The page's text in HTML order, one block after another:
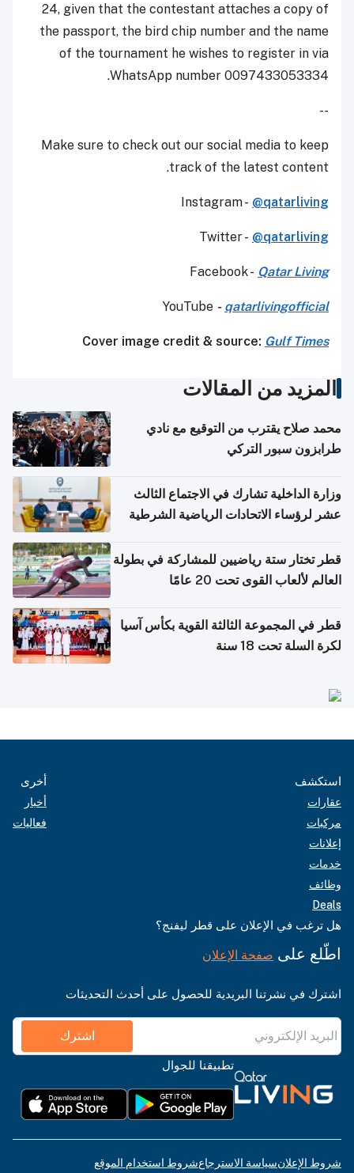
24, given that the contestant attaches a copy of
the passport, the bird chip number and the name
of the tournament he wishes to register in via
WhatsApp number 0097433053334.
--
Make sure to check out our social media to keep
track of the latest content.
Instagram - @qatarliving
Twitter - @qatarliving
Facebook - Qatar Living
YouTube - qatarlivingofficial
Cover image credit & source: Gulf Times
المزيد من المقالات
محمد صلاح يقترب من التوقيع مع نادي
طرابزون سبور التركي
وزارة الداخلية تشارك في الاجتماع الثالث
عشر لرؤساء الاتحادات الرياضية الشرطية
قطر تختار ستة رياضيين للمشاركة في بطولة
العالم لألعاب القوى تحت 20 عامًا
قطر في المجموعة الثالثة القوية بكأس آسيا
لكرة السلة تحت 18 سنة
استكشف
عقارات
مركبات
إعلانات
خدمات
وظائف
Deals
أخرى
أخبار
فعاليات
هل ترغب في الإعلان على قطر ليفنج؟
اطّلع على صفحة الإعلان
اشترك في نشرتنا البريدية للحصول على أحدث التحديثات
اشترك
تطبيقنا للجوال
شروط الإعلانسياسة الاسترجاعشروط استخدام الموقع